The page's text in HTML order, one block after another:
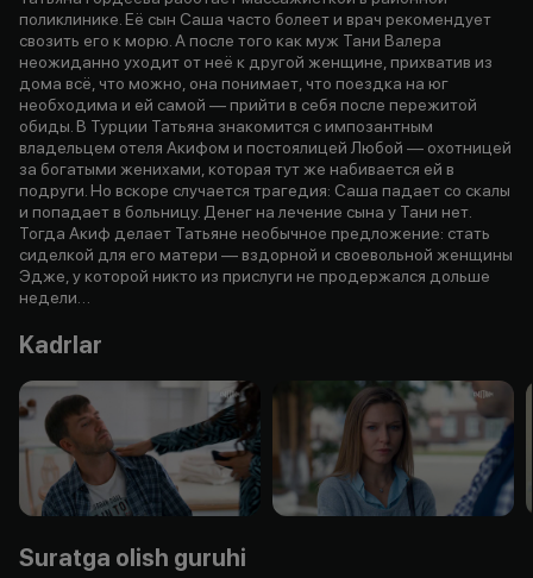
поликлинике. Её сын Саша часто болеет и врач рекомендует
свозить его к морю. А после того как муж Тани Валера
неожиданно уходит от неё к другой женщине, прихватив из
дома всё, что можно, она понимает, что поездка на юг
необходима и ей самой — прийти в себя после пережитой
обиды. В Турции Татьяна знакомится с импозантным
владельцем отеля Акифом и постоялицей Любой — охотницей
за богатыми женихами, которая тут же набивается ей в
подруги. Но вскоре случается трагедия: Саша падает со скалы
и попадает в больницу. Денег на лечение сына у Тани нет.
Тогда Акиф делает Татьяне необычное предложение: стать
сиделкой для его матери — вздорной и своевольной женщины
Эдже, у которой никто из прислуги не продержался дольше
недели…
Kadrlar
Suratga olish guruhi